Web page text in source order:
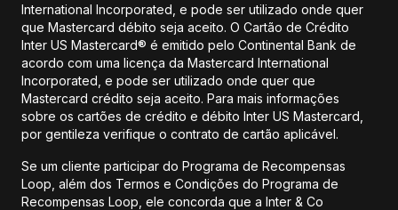
International Incorporated, e pode ser utilizado onde quer
que Mastercard débito seja aceito. O Cartão de Crédito
Inter US Mastercard® é emitido pelo Continental Bank de
acordo com uma licença da Mastercard International
Incorporated, e pode ser utilizado onde quer que
Mastercard crédito seja aceito. Para mais informações
sobre os cartões de crédito e débito Inter US Mastercard,
por gentileza verifique o contrato de cartão aplicável.
Se um cliente participar do Programa de Recompensas
Loop, além dos Termos e Condições do Programa de
Recompensas Loop, ele concorda que a Inter & Co